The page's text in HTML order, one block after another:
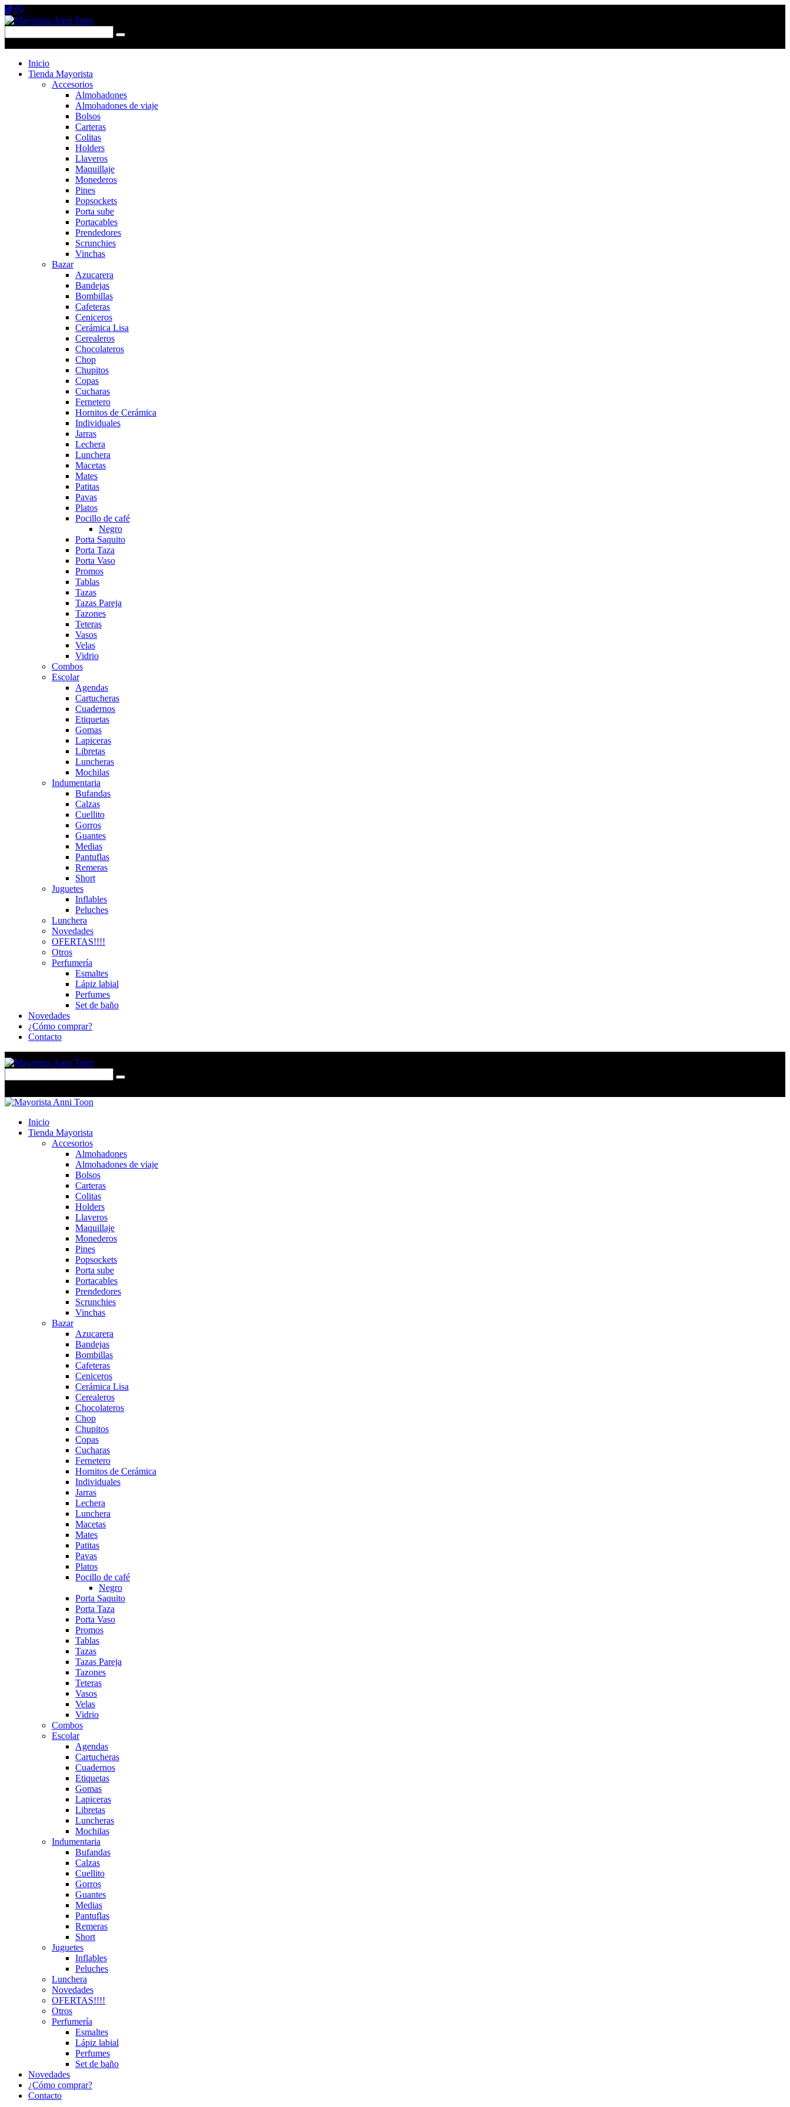
Inicio
Tienda Mayorista
Accesorios
Almohadones
Almohadones de viaje
Bolsos
Carteras
Colitas
Holders
Llaveros
Maquillaje
Monederos
Pines
Popsockets
Porta sube
Portacables
Prendedores
Scrunchies
Vinchas
Bazar
Azucarera
Bandejas
Bombillas
Cafeteras
Ceniceros
Cerámica Lisa
Cerealeros
Chocolateros
Chop
Chupitos
Copas
Cucharas
Fernetero
Hornitos de Cerámica
Individuales
Jarras
Lechera
Lunchera
Macetas
Mates
Patitas
Pavas
Platos
Pocillo de café
Negro
Porta Saquito
Porta Taza
Porta Vaso
Promos
Tablas
Tazas
Tazas Pareja
Tazones
Teteras
Vasos
Velas
Vidrio
Combos
Escolar
Agendas
Cartucheras
Cuadernos
Etiquetas
Gomas
Lapiceras
Libretas
Luncheras
Mochilas
Indumentaria
Bufandas
Calzas
Cuellito
Gorros
Guantes
Medias
Pantuflas
Remeras
Short
Juguetes
Inflables
Peluches
Lunchera
Novedades
OFERTAS!!!!
Otros
Perfumería
Esmaltes
Lápiz labial
Perfumes
Set de baño
Novedades
¿Cómo comprar?
Contacto
Inicio
Tienda Mayorista
Accesorios
Almohadones
Almohadones de viaje
Bolsos
Carteras
Colitas
Holders
Llaveros
Maquillaje
Monederos
Pines
Popsockets
Porta sube
Portacables
Prendedores
Scrunchies
Vinchas
Bazar
Azucarera
Bandejas
Bombillas
Cafeteras
Ceniceros
Cerámica Lisa
Cerealeros
Chocolateros
Chop
Chupitos
Copas
Cucharas
Fernetero
Hornitos de Cerámica
Individuales
Jarras
Lechera
Lunchera
Macetas
Mates
Patitas
Pavas
Platos
Pocillo de café
Negro
Porta Saquito
Porta Taza
Porta Vaso
Promos
Tablas
Tazas
Tazas Pareja
Tazones
Teteras
Vasos
Velas
Vidrio
Combos
Escolar
Agendas
Cartucheras
Cuadernos
Etiquetas
Gomas
Lapiceras
Libretas
Luncheras
Mochilas
Indumentaria
Bufandas
Calzas
Cuellito
Gorros
Guantes
Medias
Pantuflas
Remeras
Short
Juguetes
Inflables
Peluches
Lunchera
Novedades
OFERTAS!!!!
Otros
Perfumería
Esmaltes
Lápiz labial
Perfumes
Set de baño
Novedades
¿Cómo comprar?
Contacto